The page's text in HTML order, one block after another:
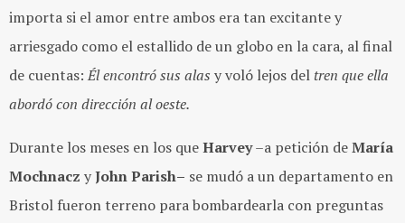
importa si el amor entre ambos era tan excitante y
arriesgado como el estallido de un globo en la cara, al final
de cuentas: Él encontró sus alas y voló lejos del tren que ella
abordó con dirección al oeste.
Durante los meses en los queHarvey–a petición deMaría
Mochnacz yJohnParish– se mudó a un departamento en
Bristol fueron terreno para bombardearla con preguntas